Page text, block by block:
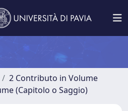
2 Contributo in Volume
(Capitolo o Saggio)